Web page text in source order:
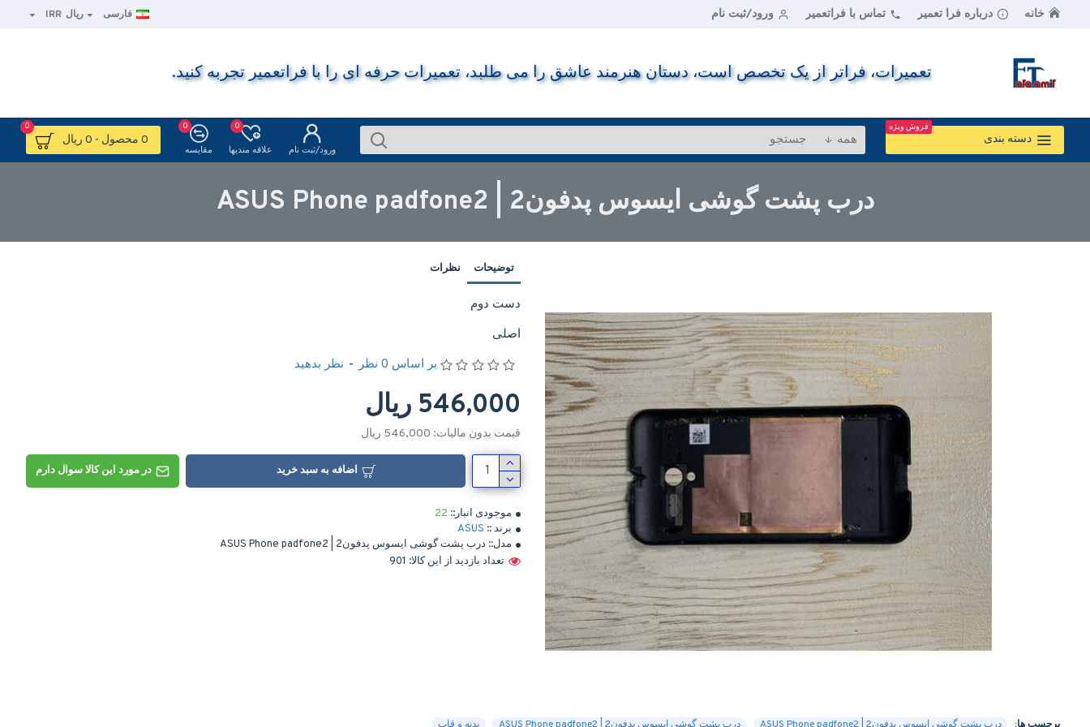
خانه درباره فرا تعمیر تماس با فراتعمیر ورود/ثبت نام فارسی ریال IRR
تعمیرات، فراتر از یک تخصص است، دستان هنرمند عاشق را می طلبد، تعمیرات حرفه ای را با فراتعمیر تجربه کنید.
دسته بندی
فروش ویژه
همه
ورود/ثبت نام علاقه مندیها
0
مقایسه
0
0 محصول - 0 ریال
0
درب پشت گوشی ایسوس پدفون2 | ASUS Phone padfone2
توضیحات نظرات
دست دوم
اصلی
موجودی انبار:: 22
برند :: ASUS
مدل:: درب پشت گوشی ایسوس پدفون2 | ASUS Phone padfone2
تعداد بازدید از این کالا: 901
بر اساس 0 نظر - نظر بدهید
546,000 ریال
قیمت بدون مالیات: 546,000 ریال
اضافه به سبد خرید در مورد این کالا سوال دارم